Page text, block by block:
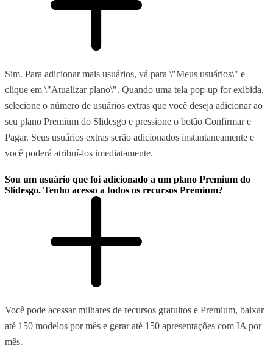
Sim. Para adicionar mais usuários, vá para \"Meus usuários\" e
clique em \"Atualizar plano\". Quando uma tela pop-up for exibida,
selecione o número de usuários extras que você deseja adicionar ao
seu plano Premium do Slidesgo e pressione o botão Confirmar e
Pagar. Seus usuários extras serão adicionados instantaneamente e
você poderá atribuí-los imediatamente.
Sou um usuário que foi adicionado a um plano Premium do
Slidesgo. Tenho acesso a todos os recursos Premium?
Você pode acessar milhares de recursos gratuitos e Premium, baixar
até 150 modelos por mês e gerar até 150 apresentações com IA por
mês.